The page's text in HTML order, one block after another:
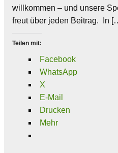
willkommen – und unsere
freut über jeden Beitrag. In
Teilen mit:
Facebook
WhatsApp
X
E-Mail
Drucken
Mehr